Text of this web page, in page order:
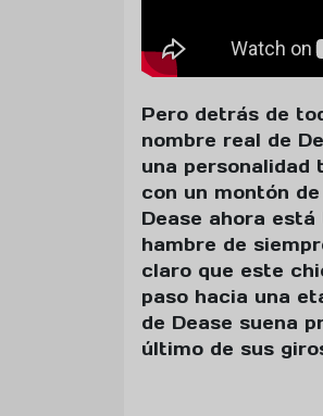
Pero detrás de
nombre real de
una personalidad
con un montón
Dease ahora
hambre de
claro que este
paso hacia una
de Dease suena
último de sus